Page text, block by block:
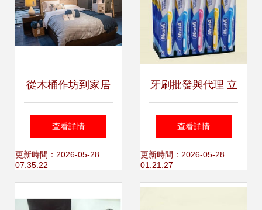
從木桶作坊到家居
帝國 Crate &
Barrel為何能俘獲
查看詳情
更新時間：2026-05-28
07:35:22
牙刷批發與代理 立
足市場機遇，深拓
2002型號優享政策
潛力
查看詳情
更新時間：2026-05-28
01:21:27